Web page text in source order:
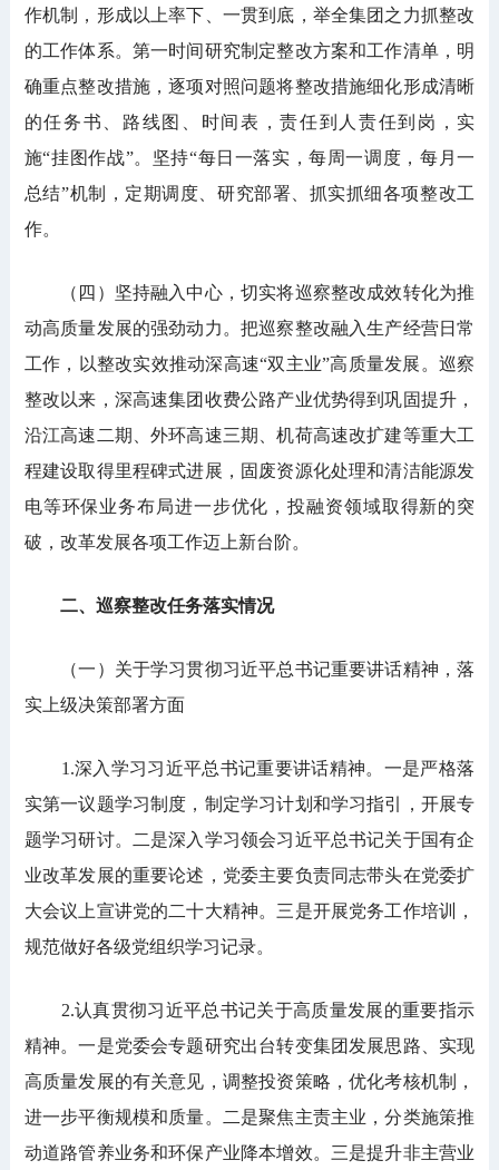
作机制，形成以上率下、一贯到底，举全集团之力抓整改
的工作体系。第一时间研究制定整改方案和工作清单，明
确重点整改措施，逐项对照问题将整改措施细化形成清晰
的任务书、路线图、时间表，责任到人责任到岗，实
施“挂图作战”。坚持“每日一落实，每周一调度，每月一
总结”机制，定期调度、研究部署、抓实抓细各项整改工
作。
（四）坚持融入中心，切实将巡察整改成效转化为推
动高质量发展的强劲动力。把巡察整改融入生产经营日常
工作，以整改实效推动深高速“双主业”高质量发展。巡察
整改以来，深高速集团收费公路产业优势得到巩固提升，
沿江高速二期、外环高速三期、机荷高速改扩建等重大工
程建设取得里程碑式进展，固废资源化处理和清洁能源发
电等环保业务布局进一步优化，投融资领域取得新的突
破，改革发展各项工作迈上新台阶。
二、巡察整改任务落实情况
（一）关于学习贯彻习近平总书记重要讲话精神，落
实上级决策部署方面
1.深入学习习近平总书记重要讲话精神。一是严格落
实第一议题学习制度，制定学习计划和学习指引，开展专
题学习研讨。二是深入学习领会习近平总书记关于国有企
业改革发展的重要论述，党委主要负责同志带头在党委扩
大会议上宣讲党的二十大精神。三是开展党务工作培训，
规范做好各级党组织学习记录。
2.认真贯彻习近平总书记关于高质量发展的重要指示
精神。一是党委会专题研究出台转变集团发展思路、实现
高质量发展的有关意见，调整投资策略，优化考核机制，
进一步平衡规模和质量。二是聚焦主责主业，分类施策推
动道路管养业务和环保产业降本增效。三是提升非主营业